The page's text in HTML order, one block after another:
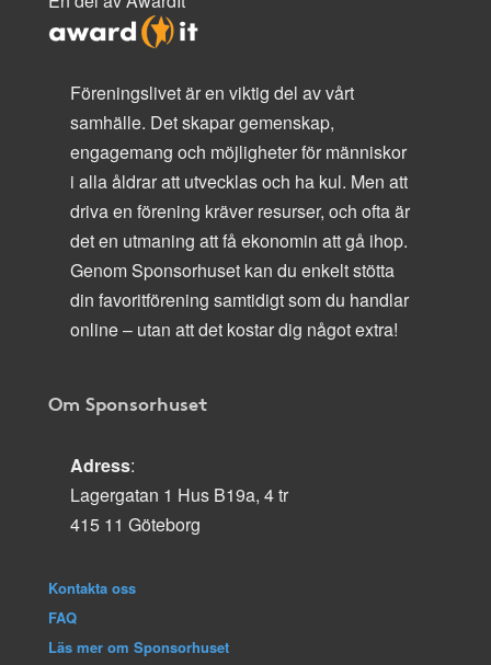
Föreningslivet är en viktig del av vårt
samhälle. Det skapar gemenskap,
engagemang och möjligheter för människor
i alla åldrar att utvecklas och ha kul. Men att
driva en förening kräver resurser, och ofta är
det en utmaning att få ekonomin att gå ihop.
Genom Sponsorhuset kan du enkelt stötta
din favoritförening samtidigt som du handlar
online – utan att det kostar dig något extra!
Om Sponsorhuset
Adress:
Lagergatan 1 Hus B19a, 4 tr
415 11 Göteborg
Kontakta oss
FAQ
Läs mer om Sponsorhuset